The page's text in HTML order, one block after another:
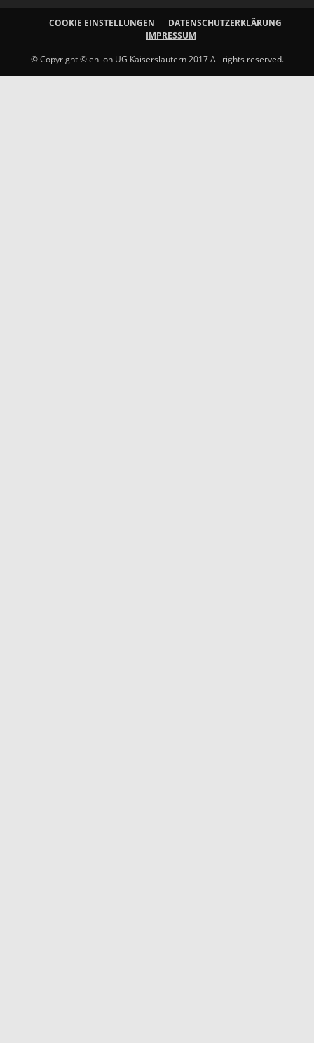
COOKIE EINSTELLUNGEN
DATENSCHUTZERKLÄRUNG
IMPRESSUM
© Copyright © enilon UG Kaiserslautern 2017 All rights reserved.